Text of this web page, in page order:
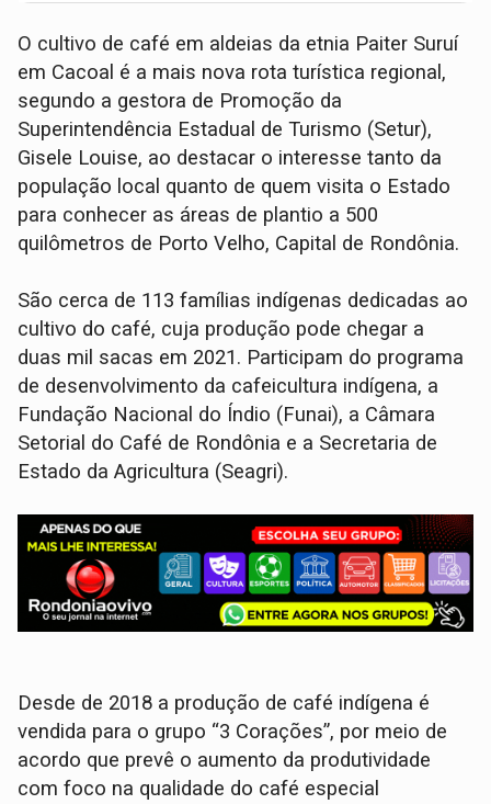
O cultivo de café em aldeias da etnia Paiter Suruí
em Cacoal é a mais nova rota turística regional,
segundo a gestora de Promoção da
Superintendência Estadual de Turismo (Setur),
Gisele Louise, ao destacar o interesse tanto da
população local quanto de quem visita o Estado
para conhecer as áreas de plantio a 500
quilômetros de Porto Velho, Capital de Rondônia.
São cerca de 113 famílias indígenas dedicadas ao
cultivo do café, cuja produção pode chegar a
duas mil sacas em 2021. Participam do programa
de desenvolvimento da cafeicultura indígena, a
Fundação Nacional do Índio (Funai), a Câmara
Setorial do Café de Rondônia e a Secretaria de
Estado da Agricultura (Seagri).
Desde de 2018 a produção de café indígena é
vendida para o grupo “3 Corações”, por meio de
acordo que prevê o aumento da produtividade
com foco na qualidade do café especial